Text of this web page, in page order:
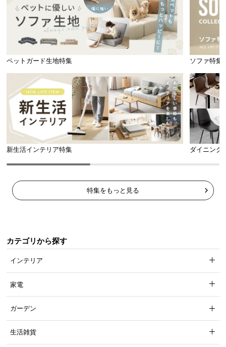
ペットガード生地特集 ソファ特集
新生活インテリア特集 ダイニング
特集をもっと見る
カテゴリから探す
インテリア
家電
ガーデン
生活雑貨